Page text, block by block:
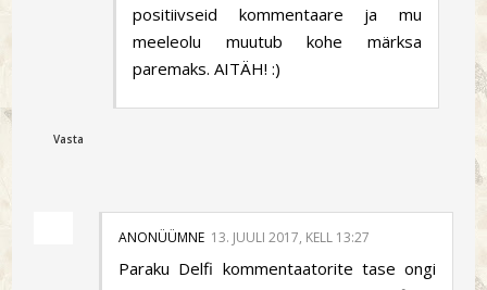
positiivseid kommentaare ja mu
meeleolu muutub kohe märksa
paremaks. AITÄH! :)
Vasta
ANONÜÜMNE 13. JUULI 2017, KELL 13:27
Paraku Delfi kommentaatorite tase ongi